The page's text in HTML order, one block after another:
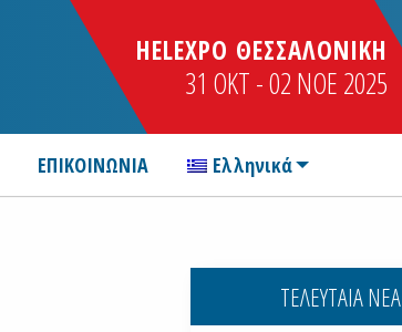
HELEXPO ΘΕΣΣΑΛΟΝΙΚΗ
31 OKT - 02 NOE 2025
ΕΠΙΚΟΙΝΩΝΙΑ Ελληνικά
ΤΕΛΕΥΤΑΙΑ ΝΕΑ